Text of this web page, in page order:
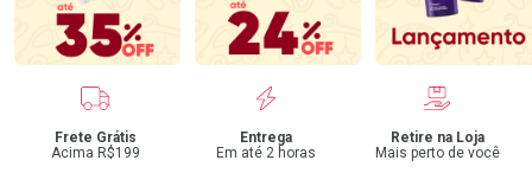
Benefícios
Frete Grátis
Acima R$199
Entrega
Em até 2 horas
Retire na Loja
Mais perto de você